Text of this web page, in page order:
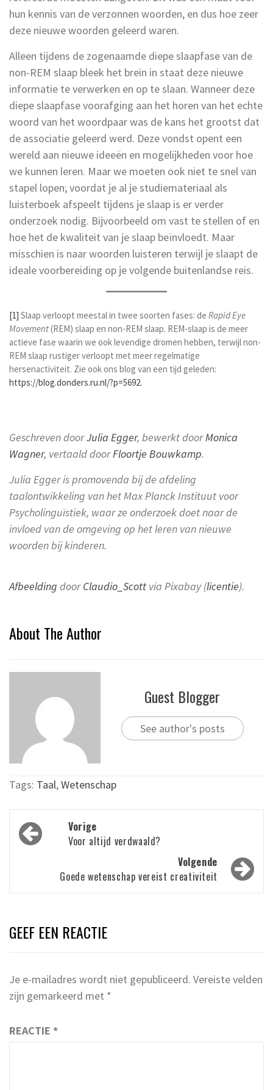
hun kennis van de verzonnen woorden, en dus hoe zeer
deze nieuwe woorden geleerd waren.
Alleen tijdens de zogenaamde diepe slaapfase van de
non-REM slaap bleek het brein in staat deze nieuwe
informatie te verwerken en op te slaan. Wanneer deze
diepe slaapfase voorafging aan het horen van het echte
woord van het woordpaar was de kans het grootst dat
de associatie geleerd werd. Deze vondst opent een
wereld aan nieuwe ideeën en mogelijkheden voor hoe
we kunnen leren. Maar we moeten ook niet te snel van
stapel lopen; voordat je al je studiemateriaal als
luisterboek afspeelt tijdens je slaap is er verder
onderzoek nodig. Bijvoorbeeld om vast te stellen of en
hoe het de kwaliteit van je slaap beïnvloedt. Maar
misschien is naar woorden luisteren terwijl je slaapt de
ideale voorbereiding op je volgende buitenlandse reis.
[1] Slaap verloopt meestal in twee soorten fases: de Rapid Eye
Movement(REM) slaap en non-REM slaap. REM-slaap is de meer
actieve fase waarin we ook levendige dromen hebben, terwijl non-
REM slaap rustiger verloopt met meer regelmatige
hersenactiviteit. Zie ook ons blog van een tijd geleden:
https://blog.donders.ru.nl/?p=5692.
Geschreven doorJulia Egger, bewerkt doorMonica
Wagner, vertaald doorFloortje Bouwkamp.
Julia Egger is promovenda bij de afdeling
taalontwikkeling van het Max Planck Instituut voor
Psycholinguïstiek, waar ze onderzoek doet naar de
invloed van de omgeving op het leren van nieuwe
woorden bij kinderen.
Afbeelding doorClaudio_Scott via Pixabay (licentie).
About The Author
Guest Blogger
See author's posts
Tags: Taal,Wetenschap
Bericht
navigatie
Vorige
Voor altijd verdwaald?
Volgende
Goede wetenschap vereist creativiteit
GEEF EEN REACTIE
Je e-mailadres wordt niet gepubliceerd. Vereiste velden
zijn gemarkeerd met *
REACTIE *